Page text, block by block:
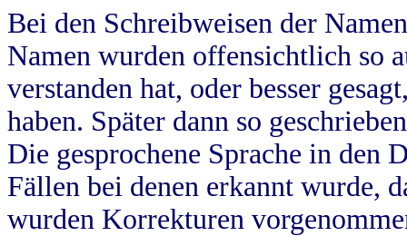
Bei den Schreibweisen der
Namen wurden offensichtlich so
verstanden hat, oder besser
haben. Später dann so
Die gesprochene Sprache in
Fällen bei denen erkannt wurde,
wurden Korrekturen